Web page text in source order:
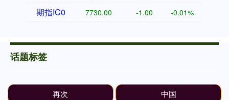
期指IC0 7730.00 -1.00 -0.01%
话题标签
再次 中国